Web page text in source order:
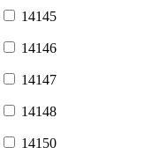
14145
14146
14147
14148
14150